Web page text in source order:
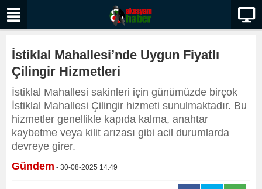
İstiklal Mahallesi’nde Uygun Fiyatlı
Çilingir Hizmetleri
İstiklal Mahallesi sakinleri için günümüzde birçok
İstiklal Mahallesi Çilingir hizmeti sunulmaktadır. Bu
hizmetler genellikle kapıda kalma, anahtar
kaybetme veya kilit arızası gibi acil durumlarda
devreye girer.
Gündem - 30-08-2025 14:49